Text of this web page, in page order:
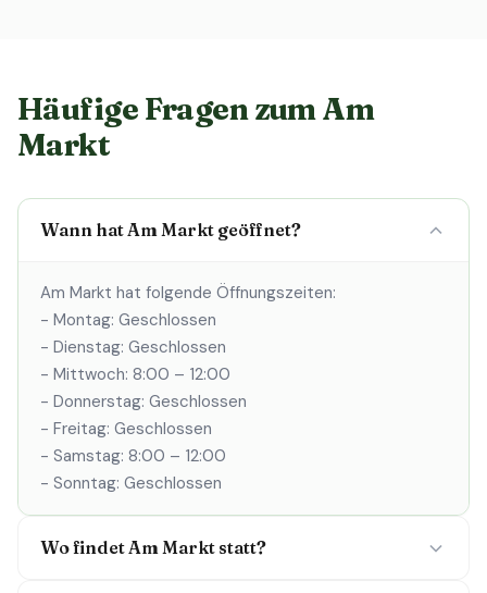
Häufige Fragen zum Am
Markt
Wann hat Am Markt geöffnet?
Am Markt hat folgende Öffnungszeiten:
- Montag: Geschlossen
- Dienstag: Geschlossen
- Mittwoch: 8:00 – 12:00
- Donnerstag: Geschlossen
- Freitag: Geschlossen
- Samstag: 8:00 – 12:00
- Sonntag: Geschlossen
Wo findet Am Markt statt?